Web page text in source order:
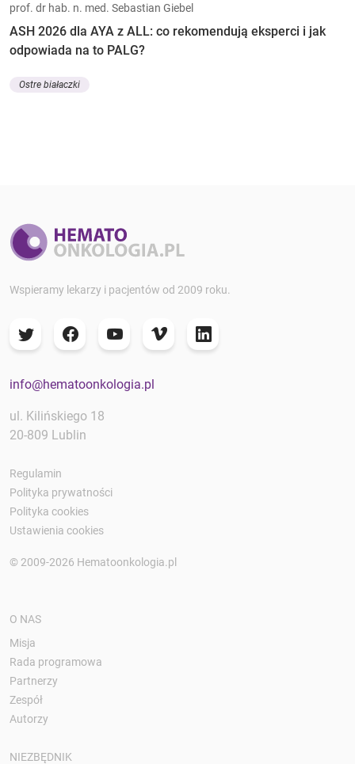
prof. dr hab. n. med. Sebastian Giebel
ASH 2026 dla AYA z ALL: co rekomendują eksperci i jak
odpowiada na to PALG?
Ostre białaczki
Wspieramy lekarzy i pacjentów od 2009 roku.
info@hematoonkologia.pl
ul. Kilińskiego 18
20-809 Lublin
Regulamin
Polityka prywatności
Polityka cookies
Ustawienia cookies
© 2009-2026 Hematoonkologia.pl
O NAS
Misja
Rada programowa
Partnerzy
Zespół
Autorzy
NIEZBĘDNIK